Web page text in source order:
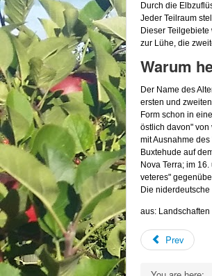
Durch die
Jeder Teilraum
Dieser Teilgebiete
zur Lühe, die
Warum
Der Name des
ersten und
Form schon in
östlich davon"
mit Ausnahme des
Buxtehude auf
Nova Terra; im
veteres"
Die niderdeutsche
aus: Landschaften
Prev